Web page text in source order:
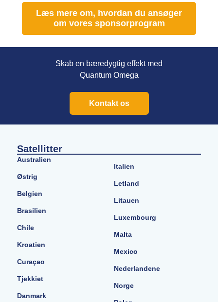
Læs mere om, hvordan du ansøger
om vores sponsorprogram
Skab en bæredygtig effekt med
Quantum Omega
Kontakt os
Satellitter
Australien
Østrig
Belgien
Brasilien
Chile
Kroatien
Curaçao
Tjekkiet
Danmark
Italien
Letland
Litauen
Luxembourg
Malta
Mexico
Nederlandene
Norge